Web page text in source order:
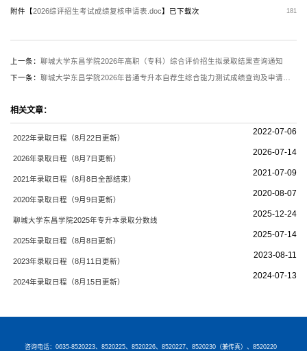
附件【2026综评招生考试成绩复核申请表.doc】已下载 181
次
上一条： 聊城大学东昌学院2026年高职（专科）综合评价招生拟录取结果查询通知
下一条： 聊城大学东昌学院2026年普通专升本自荐生综合能力测试成绩查询及申请复核通知
相关文章：
2022年录取日程（8月22日更新）
2022-07-06
2026年录取日程（8月7日更新）
2026-07-14
2021年录取日程（8月8日全部结束）
2021-07-09
2020年录取日程（9月9日更新）
2020-08-07
聊城大学东昌学院2025年专升本录取分数线
2025-12-24
2025年录取日程（8月8日更新）
2025-07-14
2023年录取日程（8月11日更新）
2023-08-11
2024年录取日程（8月15日更新）
2024-07-13
咨询电话：0635-8520223、8520225、8520226、8520227、8520230（兼传真）、8520220